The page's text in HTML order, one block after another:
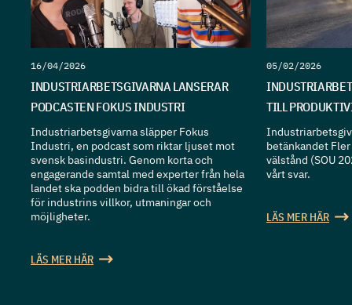
16/04/2026
INDUSTRIARBETSGIVARNA LANSERAR
PODCASTEN FOKUS INDUSTRI
Industriarbetsgivarna släpper Fokus
Industri, en podcast som riktar ljuset mot
svensk basindustri. Genom korta och
engagerande samtal med experter från hela
landet ska podden bidra till ökad förståelse
för industrins villkor, utmaningar och
möjligheter.
LÄS MER HÄR
05/02/2026
TILL
betänkandet
välstånd (SOU
vårt svar.
LÄS MER HÄR